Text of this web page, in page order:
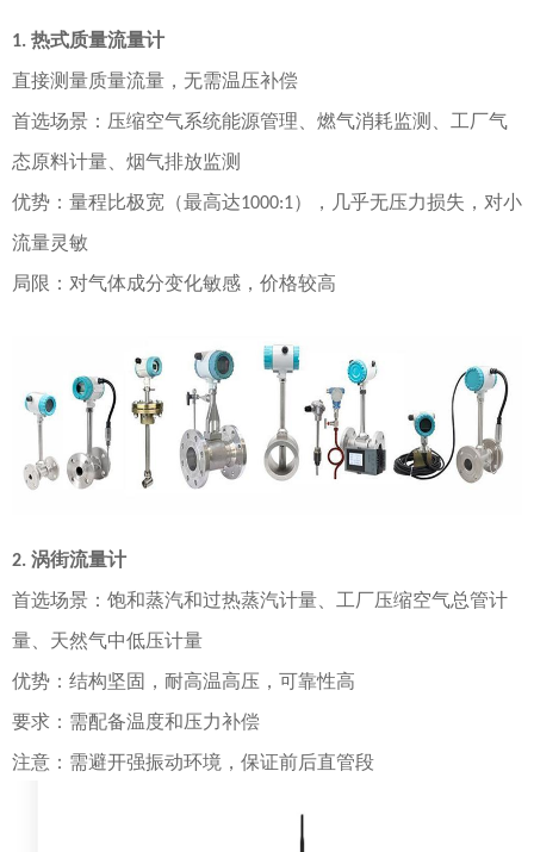
1. 热式质量流量计
直接测量质量流量 ，无需温压补偿
首选场景 ：压缩空气系统能源管理、燃气消耗监测、工厂气
态原料计量、烟气排放监测
优势 ：量程比极宽（最高达1000:1），几乎无压力损失，对小
流量灵敏
局限 ：对气体成分变化敏感，价格较高
2. 涡街流量计
首选场景 ：饱和蒸汽和过热蒸汽计量、工厂压缩空气总管计
量、天然气中低压计量
优势 ：结构坚固，耐高温高压，可靠性高
要求 ：需配备温度和压力补偿
注意 ：需避开强振动环境，保证前后直管段